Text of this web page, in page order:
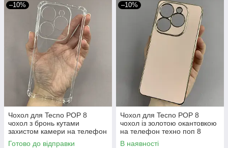
–10%
Чохол для Tecno POP 8
чохол з бронь кутами
захистом камери на телефон
техно поп 8 прозорий ttp
Готово до відправки
–10%
Чохол для Tecno POP 8
чохол із золотою окантовкою
на телефон техно поп 8
пудровий h7y
В наявності